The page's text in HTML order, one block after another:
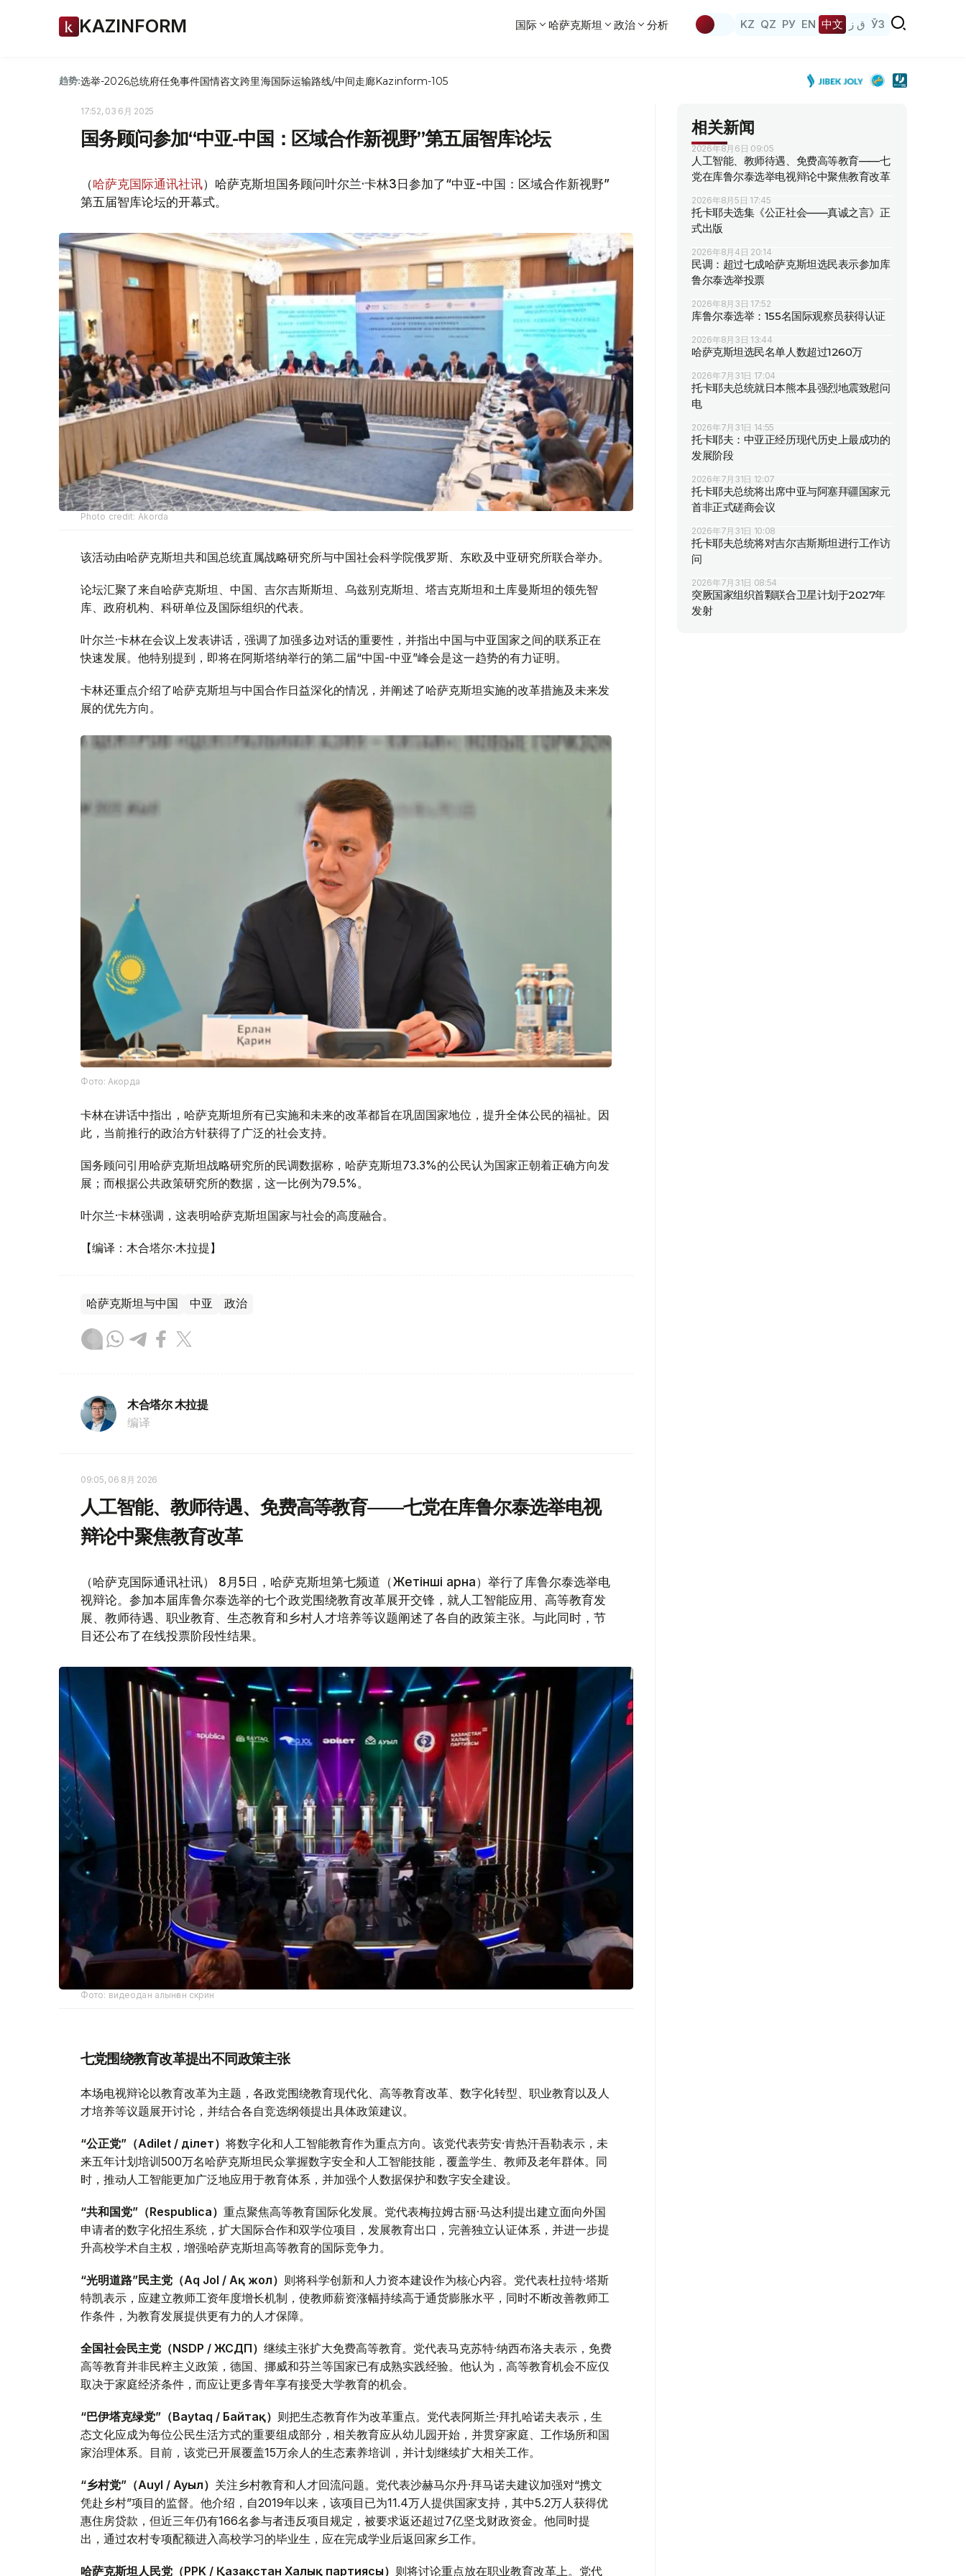
KAZINFORM 国际 哈萨克斯坦 政治 分析 KZ QZ РУ EN 中文 ق ز ЎЗ
趋势:选举-2026总统府任免事件国情咨文跨里海国际运输路线/中间走廊Kazinform-105
17:52, 03 6月 2025
国务顾问参加“中亚-中国：区域合作新视野”第五届智库论坛
（哈萨克国际通讯社讯）哈萨克斯坦国务顾问叶尔兰·卡林3日参加了“中亚-中国：区域合作新视野”
第五届智库论坛的开幕式。
Photo credit: Akorda
该活动由哈萨克斯坦共和国总统直属战略研究所与中国社会科学院俄罗斯、东欧及中亚研究所联合举办。
论坛汇聚了来自哈萨克斯坦、中国、吉尔吉斯斯坦、乌兹别克斯坦、塔吉克斯坦和土库曼斯坦的领先智
库、政府机构、科研单位及国际组织的代表。
叶尔兰·卡林在会议上发表讲话，强调了加强多边对话的重要性，并指出中国与中亚国家之间的联系正在
快速发展。他特别提到，即将在阿斯塔纳举行的第二届“中国-中亚”峰会是这一趋势的有力证明。
卡林还重点介绍了哈萨克斯坦与中国合作日益深化的情况，并阐述了哈萨克斯坦实施的改革措施及未来发
展的优先方向。
Фото: Акорда
卡林在讲话中指出，哈萨克斯坦所有已实施和未来的改革都旨在巩固国家地位，提升全体公民的福祉。因
此，当前推行的政治方针获得了广泛的社会支持。
国务顾问引用哈萨克斯坦战略研究所的民调数据称，哈萨克斯坦73.3%的公民认为国家正朝着正确方向发
展；而根据公共政策研究所的数据，这一比例为79.5%。
叶尔兰·卡林强调，这表明哈萨克斯坦国家与社会的高度融合。
【编译：木合塔尔·木拉提】
哈萨克斯坦与中国 中亚 政治
木合塔尔 木拉提
编译
09:05, 06 8月 2026
人工智能、教师待遇、免费高等教育——七党在库鲁尔泰选举电视
辩论中聚焦教育改革
（哈萨克国际通讯社讯） 8月5日，哈萨克斯坦第七频道（Жетінші арна）举行了库鲁尔泰选举电
视辩论。参加本届库鲁尔泰选举的七个政党围绕教育改革展开交锋，就人工智能应用、高等教育发
展、教师待遇、职业教育、生态教育和乡村人才培养等议题阐述了各自的政策主张。与此同时，节
目还公布了在线投票阶段性结果。
Фото: видеодан алынған скрин
七党围绕教育改革提出不同政策主张
本场电视辩论以教育改革为主题，各政党围绕教育现代化、高等教育改革、数字化转型、职业教育以及人
才培养等议题展开讨论，并结合各自竞选纲领提出具体政策建议。
“公正党”（Adilet / Әділет） 将数字化和人工智能教育作为重点方向。该党代表劳安·肯热汗吾勒表示，未
来五年计划培训500万名哈萨克斯坦民众掌握数字安全和人工智能技能，覆盖学生、教师及老年群体。同
时，推动人工智能更加广泛地应用于教育体系，并加强个人数据保护和数字安全建设。
“共和国党”（Respublica） 重点聚焦高等教育国际化发展。党代表梅拉姆古丽·马达利提出建立面向外国
申请者的数字化招生系统，扩大国际合作和双学位项目，发展教育出口，完善独立认证体系，并进一步提
升高校学术自主权，增强哈萨克斯坦高等教育的国际竞争力。
“光明道路”民主党（Aq Jol / Ақ жол） 则将科学创新和人力资本建设作为核心内容。党代表杜拉特·塔斯
特凯表示，应建立教师工资年度增长机制，使教师薪资涨幅持续高于通货膨胀水平，同时不断改善教师工
作条件，为教育发展提供更有力的人才保障。
全国社会民主党（NSDP / ЖСДП） 继续主张扩大免费高等教育。党代表马克苏特·纳西布洛夫表示，免费
高等教育并非民粹主义政策，德国、挪威和芬兰等国家已有成熟实践经验。他认为，高等教育机会不应仅
取决于家庭经济条件，而应让更多青年享有接受大学教育的机会。
“巴伊塔克绿党”（Baytaq / Байтақ） 则把生态教育作为改革重点。党代表阿斯兰·拜扎哈诺夫表示，生
态文化应成为每位公民生活方式的重要组成部分，相关教育应从幼儿园开始，并贯穿家庭、工作场所和国
家治理体系。目前，该党已开展覆盖15万余人的生态素养培训，并计划继续扩大相关工作。
“乡村党”（Auyl / Ауыл） 关注乡村教育和人才回流问题。党代表沙赫马尔丹·拜马诺夫建议加强对“携文
凭赴乡村”项目的监督。他介绍，自2019年以来，该项目已为11.4万人提供国家支持，其中5.2万人获得优
惠住房贷款，但近三年仍有166名参与者违反项目规定，被要求返还超过7亿坚戈财政资金。他同时提
出，通过农村专项配额进入高校学习的毕业生，应在完成学业后返回家乡工作。
哈萨克斯坦人民党（PPK / Қазақстан Халық партиясы） 则将讨论重点放在职业教育改革上。党代
相关新闻
2026年8月6日 09:05
人工智能、教师待遇、免费高等教育——七
党在库鲁尔泰选举电视辩论中聚焦教育改革
2026年8月5日 17:45
托卡耶夫选集《公正社会——真诚之言》正
式出版
2026年8月4日 20:14
民调：超过七成哈萨克斯坦选民表示参加库
鲁尔泰选举投票
2026年8月3日 17:52
库鲁尔泰选举：155名国际观察员获得认证
2026年8月3日 13:44
哈萨克斯坦选民名单人数超过1260万
2026年7月31日 17:04
托卡耶夫总统就日本熊本县强烈地震致慰问
电
2026年7月31日 14:55
托卡耶夫：中亚正经历现代历史上最成功的
发展阶段
2026年7月31日 12:07
托卡耶夫总统将出席中亚与阿塞拜疆国家元
首非正式磋商会议
2026年7月31日 10:08
托卡耶夫总统将对吉尔吉斯斯坦进行工作访
问
2026年7月31日 08:54
突厥国家组织首颗联合卫星计划于2027年
发射